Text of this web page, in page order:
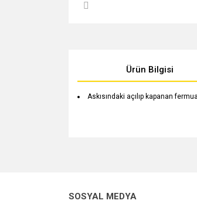
Ürün Bilgisi
Askısındaki açılıp kapanan
Ürün açıklamasında eksik
SOSYAL MEDYA